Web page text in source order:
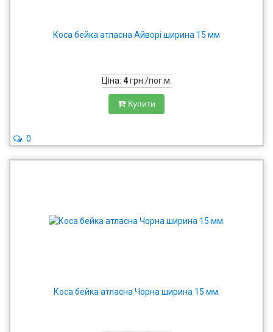
Коса бейка атласна Айворі ширина 15 мм
Ціна: 4грн./пог.м.
Купити
0
Коса бейка атласна Чорна ширина 15 мм.